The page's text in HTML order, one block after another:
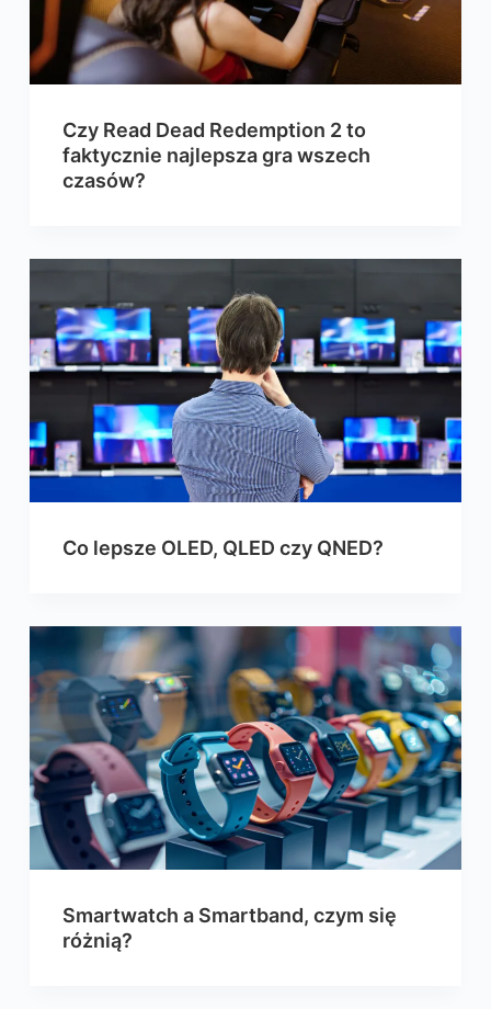
Czy Read Dead Redemption 2 to
faktycznie najlepsza gra wszech
czasów?
Co lepsze OLED, QLED czy QNED?
Smartwatch a Smartband, czym się
różnią?